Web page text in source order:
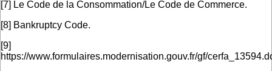
[7] Le Code de la Consommation/Le Code de Commerce.
[8] Bankruptcy Code.
[9]
https://www.formulaires.modernisation.gouv.fr/gf/